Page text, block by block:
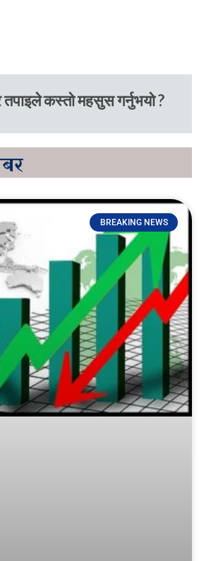
तपाइले कस्तो महसुस गर्नुभयो ?
BREAKING NEWS